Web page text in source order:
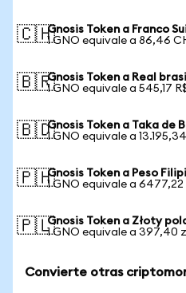
🇨🇭Gnosis Token a Franco
1 GNO equivale a 86,46
🇧🇷Gnosis Token a Real
1 GNO equivale a 545,17
🇧🇩Gnosis Token a Taka de
1 GNO equivale a 13.195,34
🇵🇭Gnosis Token a Peso
1 GNO equivale a 6477,22
🇵🇱Gnosis Token a Złoty
1 GNO equivale a 397,40
Convierte otras